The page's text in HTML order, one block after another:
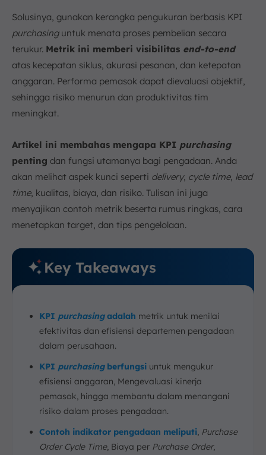
FAQ:
Solusinya, gunakan kerangka pengukuran berbasis KPI
purchasinguntuk menata proses pembelian secara
terukur. Metrik ini memberi visibilitas end-to-end
atas kecepatan siklus, akurasi pesanan, dan ketepatan
anggaran. Performa pemasok dapat dievaluasi objektif,
sehingga risiko menurun dan produktivitas tim
meningkat.
Artikel ini membahas mengapa KPI purchasing
penting dan fungsi utamanya bagi pengadaan. Anda
akan melihat aspek kunci seperti delivery, cycle time, lead
time, kualitas, biaya, dan risiko. Tulisan ini juga
menyajikan contoh metrik beserta rumus ringkas, cara
menetapkan target, dan tips pengelolaan.
Key Takeaways
KPI purchasingadalah metrik untuk menilai
efektivitas dan efisiensi departemen pengadaan
dalam perusahaan.
KPI purchasingberfungsi untuk mengukur
efisiensi anggaran, Mengevaluasi kinerja
pemasok, hingga membantu dalam menangani
risiko dalam proses pengadaan.
Contoh indikator pengadaan meliputi, Purchase
Order Cycle Time, Biaya per Purchase Order,